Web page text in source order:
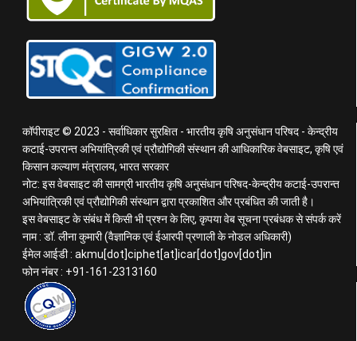
कॉपीराइट © 2023 - सर्वाधिकार सुरक्षित - भारतीय कृषि अनुसंधान परिषद - केन्द्रीय
कटाई-उपरान्त अभियांत्रिकी एवं प्रौद्योगिकी संस्थान की आधिकारिक वेबसाइट, कृषि एवं
किसान कल्याण मंत्रालय, भारत सरकार
नोट: इस वेबसाइट की सामग्री भारतीय कृषि अनुसंधान परिषद-केन्द्रीय कटाई-उपरान्त
अभियांत्रिकी एवं प्रौद्योगिकी संस्थान द्वारा प्रकाशित और प्रबंधित की जाती है।
इस वेबसाइट के संबंध में किसी भी प्रश्न के लिए, कृपया वेब सूचना प्रबंधक से संपर्क करें
नाम : डॉ. लीना कुमारी (वैज्ञानिक एवं ईआरपी प्रणाली के नोडल अधिकारी)
ईमेल आईडी : akmu[dot]ciphet[at]icar[dot]gov[dot]in
फोन नंबर : +91-161-2313160